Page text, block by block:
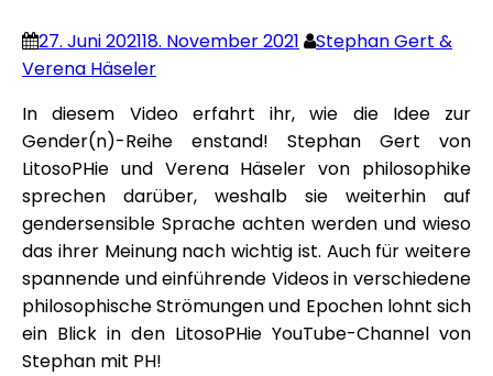
27. Juni 202118. November 2021
Stephan Gert &
Verena Häseler
In diesem Video erfahrt ihr, wie die Idee zur
Gender(n)-Reihe enstand! Stephan Gert von
LitosoPHie und Verena Häseler von philosophike
sprechen darüber, weshalb sie weiterhin auf
gendersensible Sprache achten werden und wieso
das ihrer Meinung nach wichtig ist. Auch für weitere
spannende und einführende Videos in verschiedene
philosophische Strömungen und Epochen lohnt sich
ein Blick in den LitosoPHie YouTube-Channel von
Stephan mit PH!